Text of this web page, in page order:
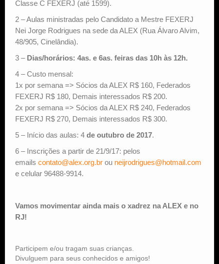
Classe C FEXERJ (até 1599).
2 – Aulas ministradas pelo Candidato a Mestre FEXERJ
Nei Jorge Rodrigues na sede da ALEX (Rua Álvaro Alvim,
48/905, Cinelândia).
3 – Dias/horários: 4as. e 6as. feiras das 10h às 12h.
4 – Custo mensal:
1x por semana => Sócios da ALEX R$ 160, Federados
FEXERJ R$ 180, Demais interessados R$ 200.
2x por semana => Sócios da ALEX R$ 240, Federados
FEXERJ R$ 270, Demais interessados R$ 300.
5 – Início das aulas: 4 de outubro de 2017.
6 – Inscrições a partir de 21/9/17: pelos
emails contato@alex.org.br ou neijrodrigues@hotmail.com
e celular 96488-9914.
Vamos movimentar ainda mais o xadrez na ALEX e no
RJ!
Participem e/ou tragam suas crianças.
Divulguem para seus conhecidos e amigos!